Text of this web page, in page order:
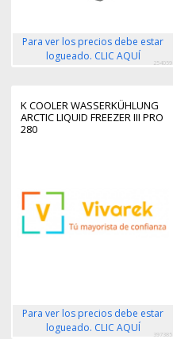
Para ver los precios debe estar
logueado. CLIC AQUÍ
254059
K COOLER WASSERKÜHLUNG
ARCTIC LIQUID FREEZER III PRO
280
Para ver los precios debe estar
logueado. CLIC AQUÍ
397385